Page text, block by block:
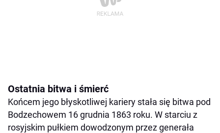
Ostatnia bitwa i śmierć
Końcem jego błyskotliwej kariery stała się bitwa pod
Bodzechowem 16 grudnia 1863 roku. W starciu z
rosyjskim pułkiem dowodzonym przez generała